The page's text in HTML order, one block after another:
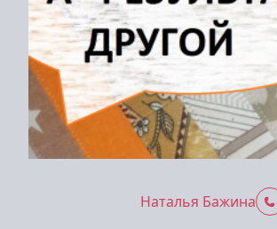
Наталья Бажина